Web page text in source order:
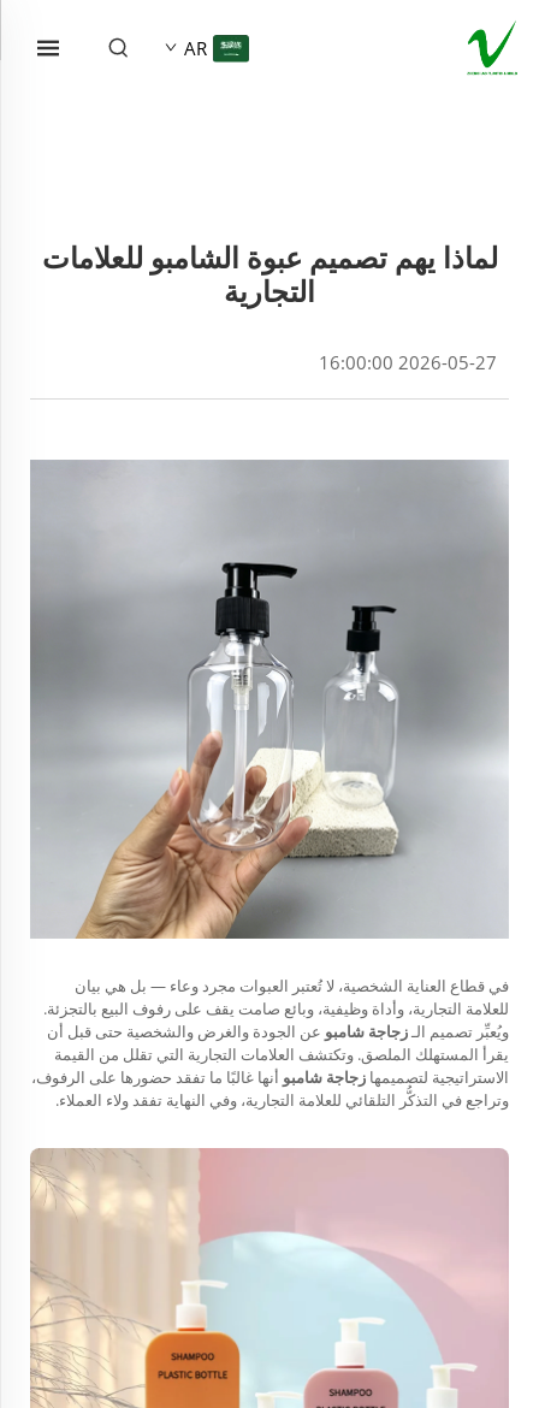
AR
لماذا يهم تصميم عبوة الشامبو للعلامات
التجارية
2026-05-27 16:00:00
في قطاع العناية الشخصية، لا تُعتبر العبوات مجرد وعاء — بل هي بيان
للعلامة التجارية، وأداة وظيفية، وبائع صامت يقف على رفوف البيع بالتجزئة.
ويُعبِّر تصميم الـزجاجة شامبو عن الجودة والغرض والشخصية حتى قبل أن
يقرأ المستهلك الملصق. وتكتشف العلامات التجارية التي تقلل من القيمة
الاستراتيجية لتصميمها زجاجة شامبو أنها غالبًا ما تفقد حضورها على الرفوف،
وتراجع في التذكُّر التلقائي للعلامة التجارية، وفي النهاية تفقد ولاء العملاء.